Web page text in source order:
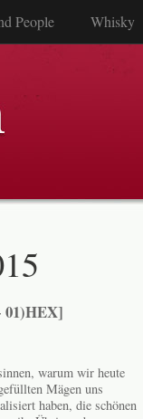
People Whisky
01)HEX]
warum wir heute
Mägen uns
haben, die schönen